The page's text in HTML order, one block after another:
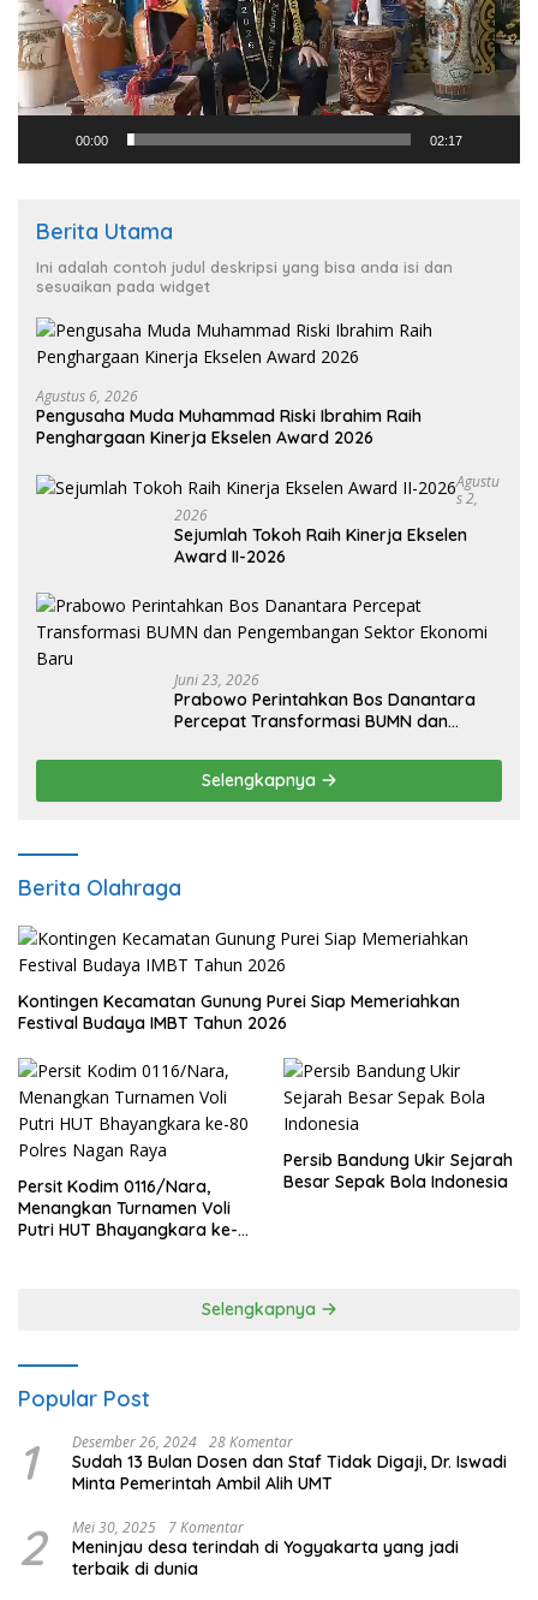
00:00 02:17
Berita Utama
Ini adalah contoh judul deskripsi yang bisa anda isi dan
sesuaikan pada widget
Agustus 6, 2026
Pengusaha Muda Muhammad Riski Ibrahim Raih
Penghargaan Kinerja Ekselen Award 2026
Agustu
S 2,
2026
Sejumlah Tokoh Raih Kinerja Ekselen
Award II-2026
Juni 23, 2026
Prabowo Perintahkan Bos Danantara
Percepat Transformasi BUMN dan
Selengkapnya
Berita Olahraga
Kontingen Kecamatan Gunung Purei Siap Memeriahkan
Festival Budaya IMBT Tahun 2026
Persit Kodim 0116/Nara,
Menangkan Turnamen Voli
Putri HUT Bhayangkara ke-
Persib Bandung Ukir Sejarah
Besar Sepak Bola Indonesia
Selengkapnya
Popular Post
1 Desember 26, 2024 28 Komentar
Sudah 13 Bulan Dosen dan Staf Tidak Digaji, Dr. Iswadi
Minta Pemerintah Ambil Alih UMT
2 Mei 30, 2025 7 Komentar
Meninjau desa terindah di Yogyakarta yang jadi
terbaik di dunia